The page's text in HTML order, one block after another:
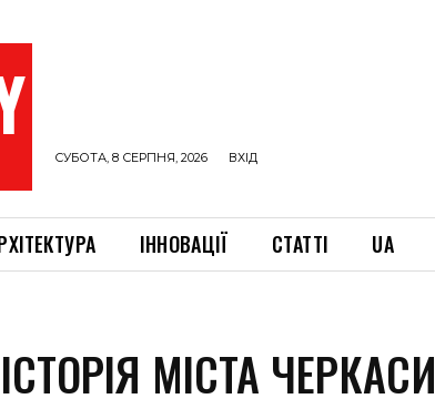
СУБОТА, 8 СЕРПНЯ, 2026 ВХІД
ІННОВАЦІЇ СТАТТІ UA
ІСТОРІЯ МІСТА ЧЕРКАСИ